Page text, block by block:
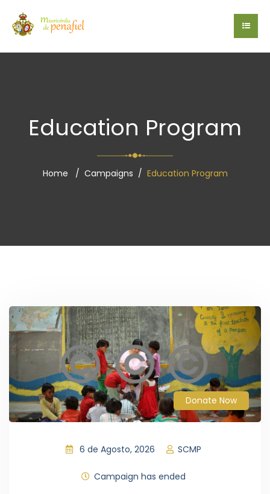
Education Program
Home Campaigns Education Program
Donate Now
6 de Agosto, 2026 SCMP
Campaign has ended